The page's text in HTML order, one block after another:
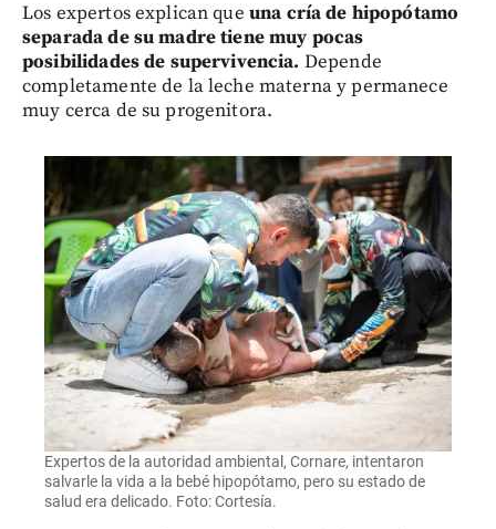
Los expertos explican que una cría de hipopótamo
separada de su madre tiene muy pocas
posibilidades de supervivencia. Depende
completamente de la leche materna y permanece
muy cerca de su progenitora.
Expertos de la autoridad ambiental, Cornare, intentaron
salvarle la vida a la bebé hipopótamo, pero su estado de
salud era delicado. Foto: Cortesía.